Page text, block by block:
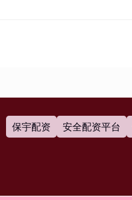
保宇配资 安全配资平台